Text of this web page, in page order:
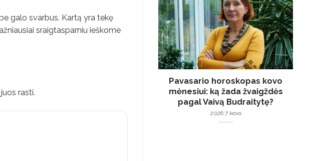
galo svarbus. Kartą yra tekę
sraigtasparniu ieškome
rasti.
Pavasario horoskopas kovo
mėnesiui: ką žada žvaigždės
pagal Vaivą Budraitytę?
2026 7 kovo